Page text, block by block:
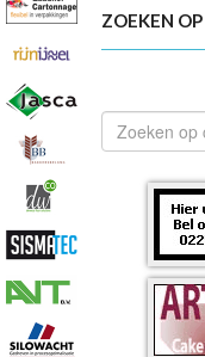
ZOEKEN